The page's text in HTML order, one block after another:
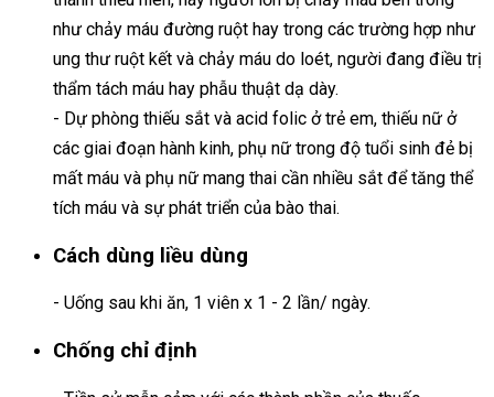
như chảy máu đường ruột hay trong các trường hợp như
ung thư ruột kết và chảy máu do loét, người đang điều trị
thẩm tách máu hay phẫu thuật dạ dày.
- Dự phòng thiếu sắt và acid folic ở trẻ em, thiếu nữ ở
các giai đoạn hành kinh, phụ nữ trong độ tuổi sinh đẻ bị
mất máu và phụ nữ mang thai cần nhiều sắt để tăng thể
tích máu và sự phát triển của bào thai.
Cách dùng liều dùng
- Uống sau khi ăn, 1 viên x 1 - 2 lần/ ngày.
Chống chỉ định